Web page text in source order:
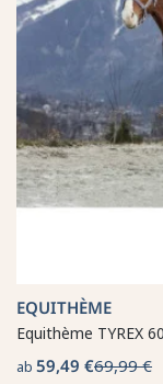
EQUITHÈME
Equithème TYREX
ab 59,49 €69,99 €